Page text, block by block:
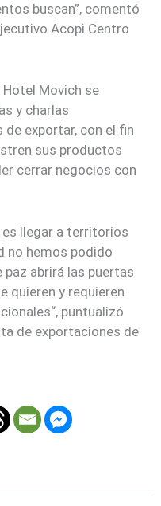
buscan”, comentó
Acopi Centro
Movich se
y charlas
exportar, con el fin
sus productos
cerrar negocios con
es llegar a territorios
no hemos podido
paz abrirá las puertas
quieren y requieren
puntualizó
de exportaciones de